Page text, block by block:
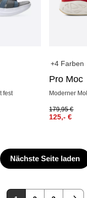
fest
+4 Farben
Pro Moc
Moderner
179,95€
125,-€
Nächste Seite laden